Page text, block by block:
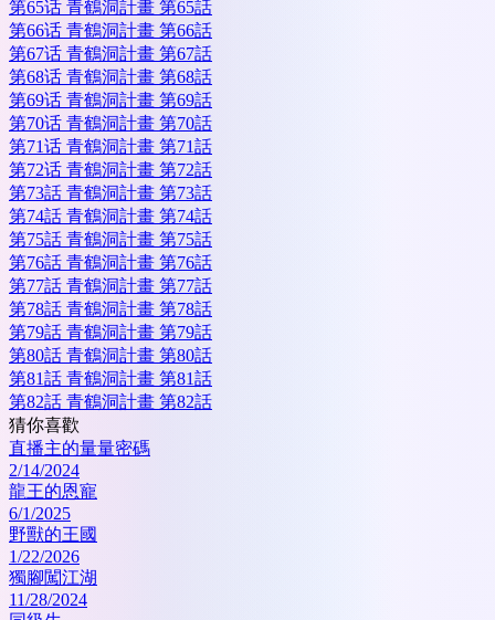
第65话 青鶴洞計畫 第65話
第66话 青鶴洞計畫 第66話
第67话 青鶴洞計畫 第67話
第68话 青鶴洞計畫 第68話
第69话 青鶴洞計畫 第69話
第70话 青鶴洞計畫 第70話
第71话 青鶴洞計畫 第71話
第72话 青鶴洞計畫 第72話
第73話 青鶴洞計畫 第73話
第74話 青鶴洞計畫 第74話
第75話 青鶴洞計畫 第75話
第76話 青鶴洞計畫 第76話
第77話 青鶴洞計畫 第77話
第78話 青鶴洞計畫 第78話
第79話 青鶴洞計畫 第79話
第80話 青鶴洞計畫 第80話
第81話 青鶴洞計畫 第81話
第82話 青鶴洞計畫 第82話
猜你喜歡
直播主的量量密碼
2/14/2024
龍王的恩寵
6/1/2025
野獸的王國
1/22/2026
獨腳闖江湖
11/28/2024